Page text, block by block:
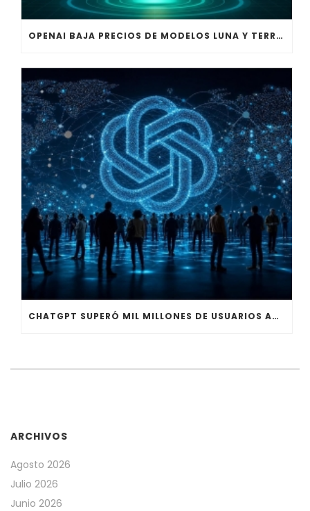
OPENAI BAJA PRECIOS DE MODELOS LUNA Y TERRA EN LA API
CHATGPT SUPERÓ MIL MILLONES DE USUARIOS ACTIVOS SEGÚN OPENAI
ARCHIVOS
Agosto 2026
Julio 2026
Junio 2026